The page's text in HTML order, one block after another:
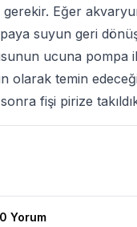
gerekir. Eğer
suyun geri
ucuna pompa
olarak temin
fişi pirize
Yorumları
0 Yorum